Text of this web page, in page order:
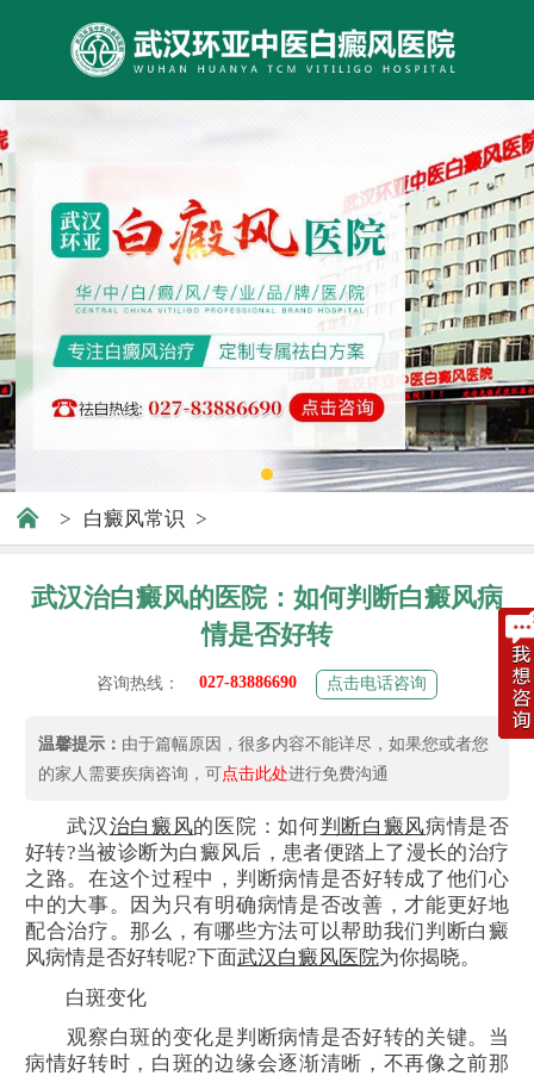
> 白癜风常识 >
武汉治白癜风的医院：如何判断白癜风病
情是否好转
咨询热线： 027-83886690 点击电话咨询
温馨提示： 由于篇幅原因，很多内容不能详尽，如果您或者您
的家人需要疾病咨询，可点击此处进行免费沟通
武汉治白癜风的医院：如何判断白癜风病情是否
好转?当被诊断为白癜风后，患者便踏上了漫长的治疗
之路。在这个过程中，判断病情是否好转成了他们心
中的大事。因为只有明确病情是否改善，才能更好地
配合治疗。那么，有哪些方法可以帮助我们判断白癜
风病情是否好转呢?下面武汉白癜风医院为你揭晓。
白斑变化
观察白斑的变化是判断病情是否好转的关键。当
病情好转时，白斑的边缘会逐渐清晰，不再像之前那